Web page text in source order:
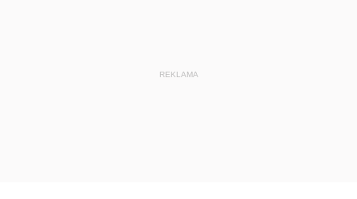
REKLAMA